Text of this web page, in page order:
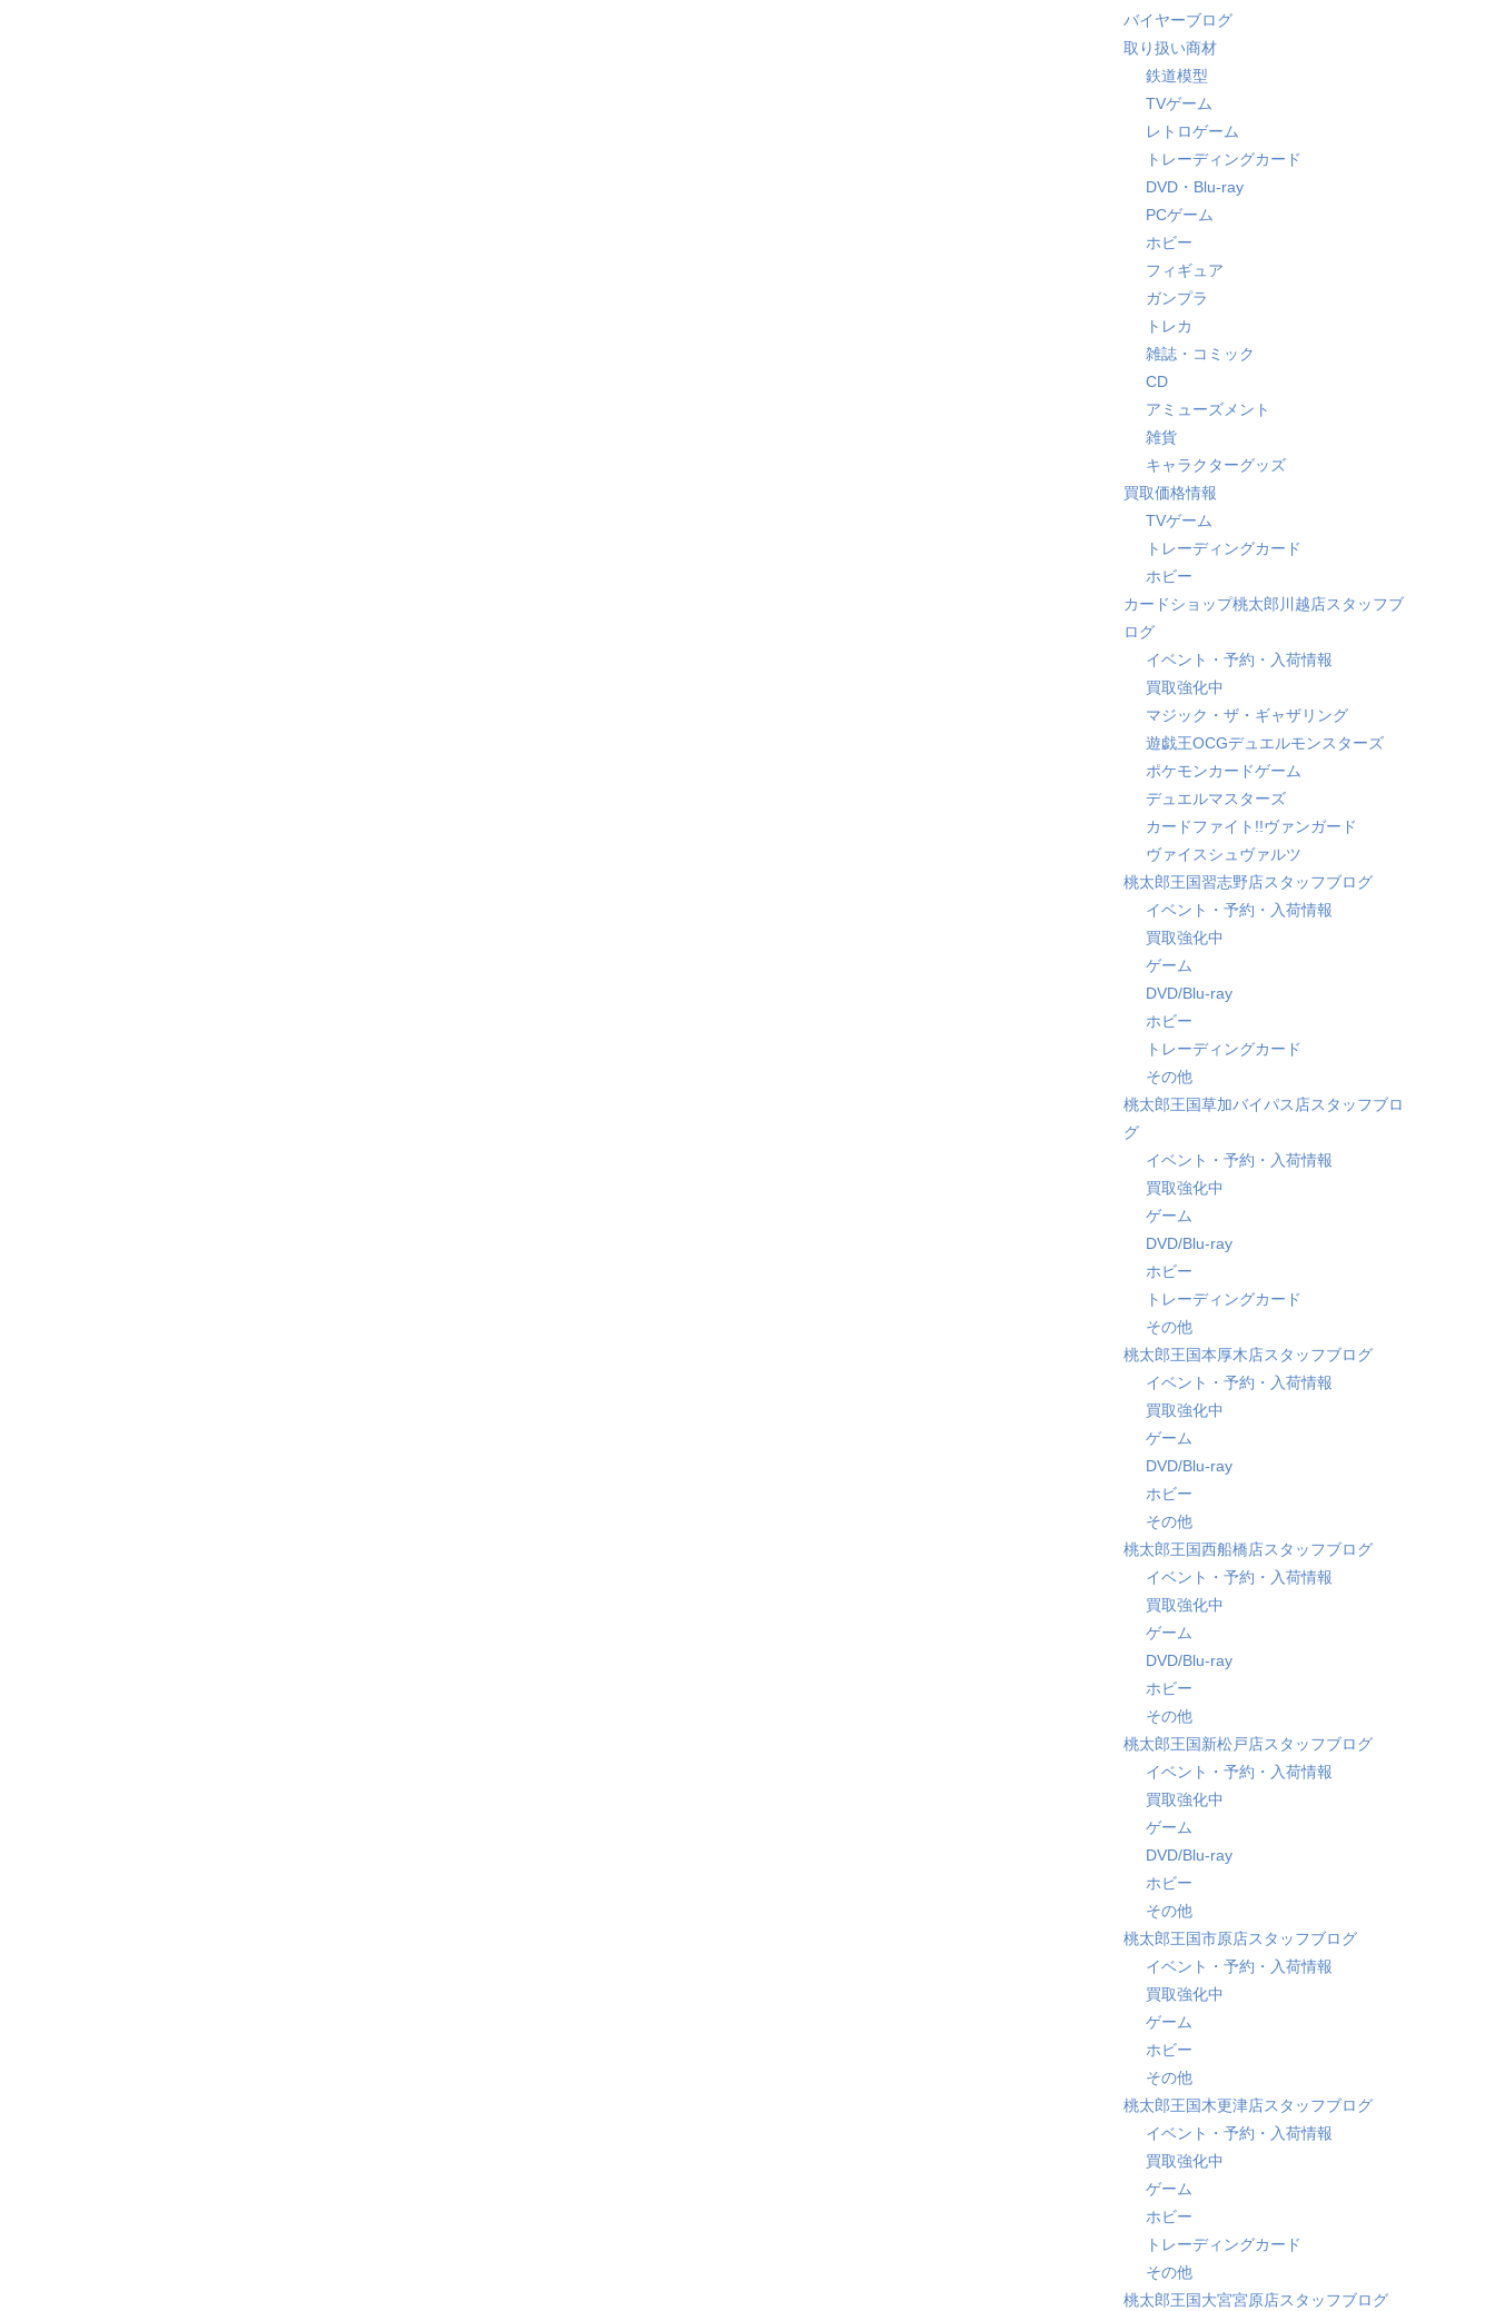
バイヤーブログ
取り扱い商材
鉄道模型
TVゲーム
レトロゲーム
トレーディングカード
DVD・Blu-ray
PCゲーム
ホビー
フィギュア
ガンプラ
トレカ
雑誌・コミック
CD
アミューズメント
雑貨
キャラクターグッズ
買取価格情報
TVゲーム
トレーディングカード
ホビー
カードショップ桃太郎川越店スタッフブ
ログ
イベント・予約・入荷情報
買取強化中
マジック・ザ・ギャザリング
遊戯王OCGデュエルモンスターズ
ポケモンカードゲーム
デュエルマスターズ
カードファイト!!ヴァンガード
ヴァイスシュヴァルツ
桃太郎王国習志野店スタッフブログ
イベント・予約・入荷情報
買取強化中
ゲーム
DVD/Blu-ray
ホビー
トレーディングカード
その他
桃太郎王国草加バイパス店スタッフブロ
グ
イベント・予約・入荷情報
買取強化中
ゲーム
DVD/Blu-ray
ホビー
トレーディングカード
その他
桃太郎王国本厚木店スタッフブログ
イベント・予約・入荷情報
買取強化中
ゲーム
DVD/Blu-ray
ホビー
その他
桃太郎王国西船橋店スタッフブログ
イベント・予約・入荷情報
買取強化中
ゲーム
DVD/Blu-ray
ホビー
その他
桃太郎王国新松戸店スタッフブログ
イベント・予約・入荷情報
買取強化中
ゲーム
DVD/Blu-ray
ホビー
その他
桃太郎王国市原店スタッフブログ
イベント・予約・入荷情報
買取強化中
ゲーム
ホビー
その他
桃太郎王国木更津店スタッフブログ
イベント・予約・入荷情報
買取強化中
ゲーム
ホビー
トレーディングカード
その他
桃太郎王国大宮宮原店スタッフブログ